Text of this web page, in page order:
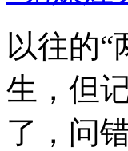
以往的“
生，但
了，问